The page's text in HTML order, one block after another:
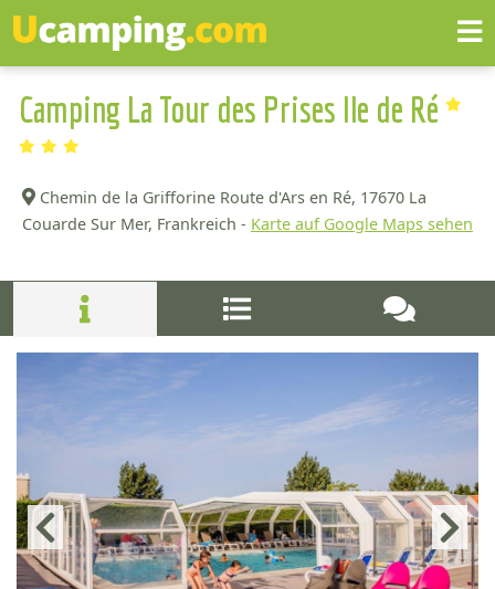
Camping La Tour des Prises Ile de Ré
Chemin de la Grifforine Route d'Ars en Ré, 17670 La
Couarde Sur Mer, Frankreich - Karte auf Google Maps sehen